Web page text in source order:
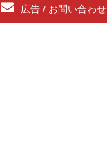
広告 / お問い合わせ